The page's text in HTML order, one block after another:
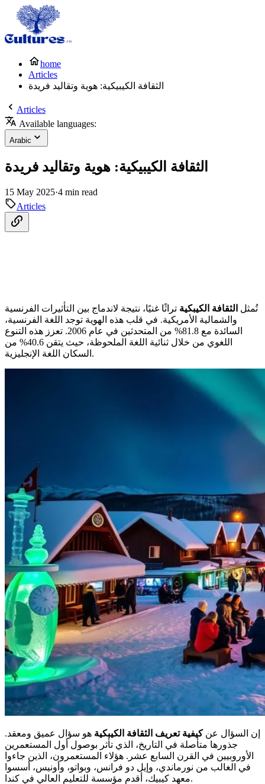
home
Articles
الثقافة الكيبيكية: هوية وتقاليد فريدة
Articles
Available languages:
Arabic
الثقافة الكيبيكية: هوية وتقاليد فريدة
15 May 2025·4 min read
Articles
تُمثل الثقافة الكيبكية تراثًا غنيًا، نتيجة لاندماج بين التأثيرات الفرنسية
والشمالية الأمريكية. في قلب هذه الهوية توجد اللغة الفرنسية،
السائدة مع 81.8% من المتحدثين في عام 2006. تعزز هذه التنوع
اللغوي من خلال ثنائية اللغة الملحوظة، حيث يتقن 40.6% من
السكان اللغة الإنجليزية.
إن السؤال عنكيفية تعريف الثقافة الكيبكية هو سؤال عميق ومعقد.
جذورها متأصلة في التاريخ، الذي تأثر بوصول أول المستعمرين
الأوروبيين في القرن السابع عشر. هؤلاء المستعمرون، الذين جاءوا
في الغالب من نورماندي، وإيل دو فرانس، وبواتو، وأونيس، أسسوا
معهد كيبيك، أقدم مؤسسة للتعليم العالي في كندا.